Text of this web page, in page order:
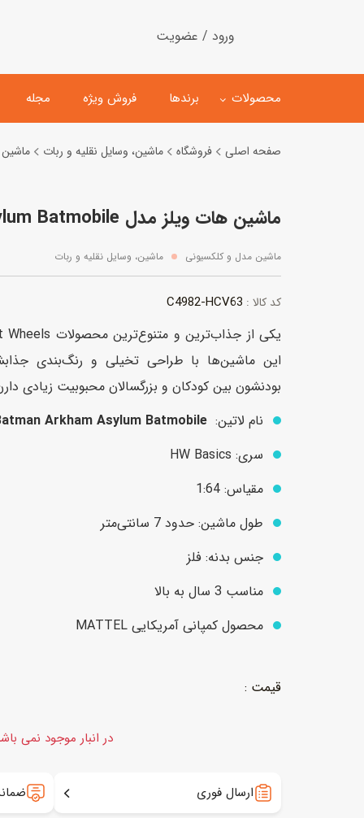
ورود / عضویت
محصولات
اسباب‌بازی‌ ساختنی
اسباب‌بازی‌ مگنتی
ماشین مدل و کلکسیونی
ماشین اسباب بازی
هلیکوپتر و هواپیما
عروسک
خانه و لوازم عروسک
عروسک پولیشی
عروسک مینیاتوری
اکشن فیگور و شخصیت
برندها فروش ویژه مجله
صفحه اصلی فروشگاه ماشین، وسایل نقلیه و ربات
ماشین هات ویلز مدل Batman Arkham Asylum Batmobile
ماشین مدل و کلکسیونی ماشین، وسایل نقلیه و ربات
کد کالا : C4982-HCV63
این ماشین‌ها با طراحی تخیلی و رنگ‌بندی
بودنشون بین کودکان و بزرگسالان محبوبیت زیادی
نام لاتین: Arkham Asylum Batmobile
سری: HW Basics
مقیاس: 1:64
طول ماشین: حدود 7 سانتی‌متر
جنس بدنه: فلز
مناسب 3 سال به بالا
محصول کمپانی آمریکایی MATTEL
قیمت اصلی:
قیمت فعلی:
در انبار موجود نمی
ارسال فوری